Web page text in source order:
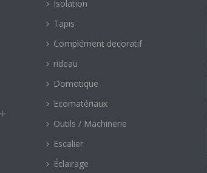
Isolation
Tapis
Complément decoratif
rideau
Domotique
Ecomatériaux
Outils / Machinerie
Escalier
Éclairage